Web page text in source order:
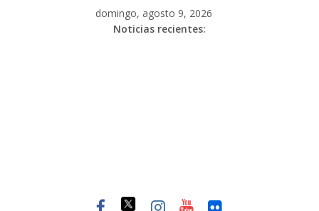
domingo, agosto 9, 2026
Noticias recientes: